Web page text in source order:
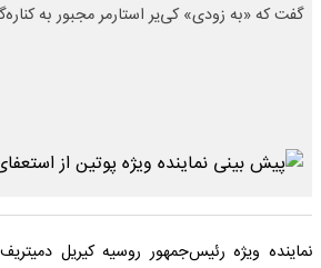
گفت که «به زودی» کی‌یر استارمر مجبور به
نماینده ویژه رئیس‌جمهور روسیه کیریل